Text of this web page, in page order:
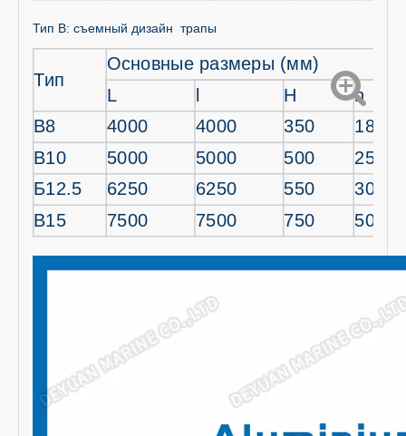
Тип B: съемный дизайн трапы
Тип
Основные размеры (мм)
L H h
В8 4000 4000 350 180
В10 5000 5000 500
250
Б12.5
6250 6250 550 300
В15 7500 7500 750 500